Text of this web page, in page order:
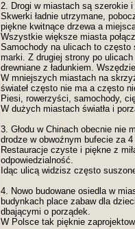
2. Drogi w miastach są szerokie
Skwerki ładnie utrzymane,
piękne kwitnące drzewa a
Wszystkie większe miasta
Samochody na ulicach to często
marki. Z drugiej strony po
drewniane z ładunkiem.
W mniejszych miastach na
świateł często nie ma a często
Piesi, rowerzyści, samochody,
W dużych miastach światła i
3. Głodu w Chinach obecnie nie
drodze w obwoźnym bufecie za 4
Restauracje czyste i piękne z
odpowiedzialność.
Idąc ulicą widzisz często
4. Nowo budowane osiedla w
budynkach place zabaw dla
dbającymi o porządek.
W Polsce tak pięknie